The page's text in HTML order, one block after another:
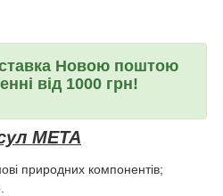
Новою поштою
від 1000 грн!
МЕТА
природних компонентів;